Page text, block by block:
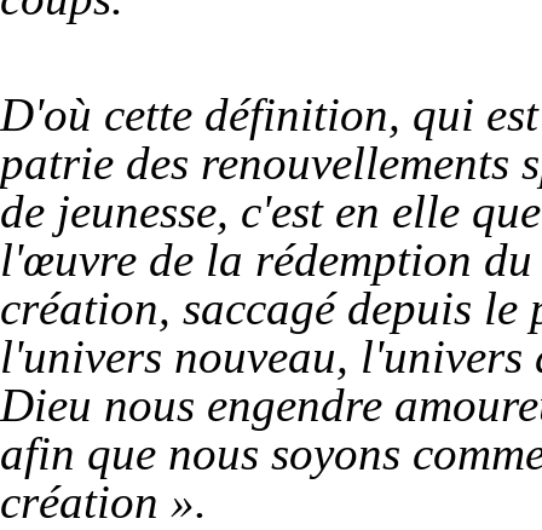
D'où cette définition, qui
patrie des renouvellements
de jeunesse, c'est en elle
l'œuvre de la rédemption
création, saccagé depuis le
l'univers nouveau, l'univers
Dieu nous engendre
afin que nous soyons
création ».